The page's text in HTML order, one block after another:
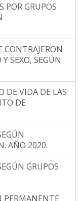
POR GRUPOS
CONTRAJERON
SEXO, SEGÚN
DE VIDA DE LAS
DE
AÑO 2020.
GRUPOS
PERMANENTE